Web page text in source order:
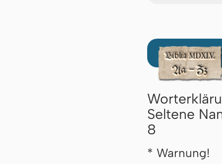
Seltene
8
* Warnung!